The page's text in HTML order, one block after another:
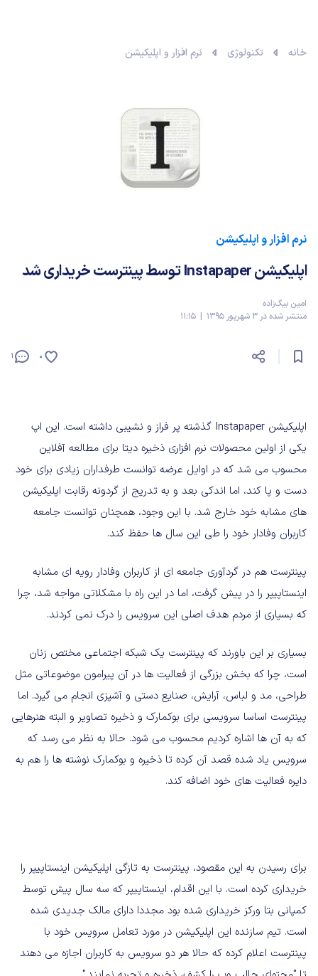
خانه تکنولوژی نرم افزار و اپلیکیشن
نرم افزار و اپلیکیشن
اپلیکیشن Instapaper توسط پینترست خریداری شد
امین بیگ‌زاده
منتشر شده در 3 شهریور 1395 | 11:15
1 0
اپلیکیشن Instapaper گذشته پر فراز و نشیبی داشته است. این اپ
یکی از اولین محصولات نرم افزاری ذخیره دیتا برای مطالعه آفلاین
محسوب می شد که در اوایل عرضه توانست طرفداران زیادی برای خود
دست و پا کند، اما اندکی بعد و به تدریج از گردونه رقابت اپلیکیشن
های مشابه خود خارج شد. با این وجود، همچنان توانست جامعه
کاربران وفادار خود را طی این سال ها حفظ کند.
پینترست هم در گردآوری جامعه ای از کاربران وفادار رویه ای مشابه
اینستاپیپر را در پیش گرفت، اما در این راه با مشکلاتی مواجه شد، چرا
که بسیاری از مردم هدف اصلی این سرویس را درک نمی کردند.
بسیاری بر این باورند که پینترست یک شبکه اجتماعی مختص زنان
است، چرا که بخش بزرگی از فعالیت ها در آن پیرامون موضوعاتی مثل
طراحی، مد و لباس، آرایش، صنایع دستی و آشپزی انجام می گیرد. اما
پینترست اساسا سرویسی برای بوکمارک و ذخیره تصاویر و البته هنرهایی
که به آن ها اشاره کردیم محسوب می شود. حالا به نظر می رسد که
سرویس یاد شده قصد آن کرده تا ذخیره و بوکمارک نوشته ها را هم به
دایره فعالیت های خود اضافه کند.
برای رسیدن به این مقصود، پینترست به تازگی اپلیکیشن اینستاپیپر را
خریداری کرده است. با این اقدام، اینستاپیپر که سه سال پیش توسط
کمپانی بتا ورکز خریداری شده بود مجددا دارای مالک جدیدی شده
است. تیم سازنده این اپلیکیشن در مورد تعامل سرویس خود با
پینترست اعلام کرده که حالا هر دو سرویس به کاربران اجازه می دهند